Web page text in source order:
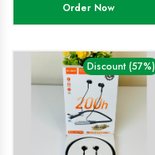
Order Now
Discount (57%)